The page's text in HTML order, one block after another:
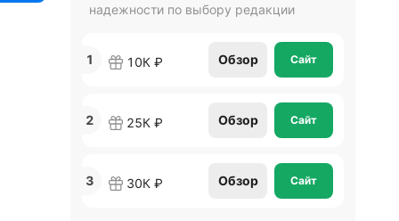
надежности по выбору редакции
1 10К ₽ Обзор Сайт
2 25К ₽ Обзор Сайт
3 30К ₽ Обзор Сайт